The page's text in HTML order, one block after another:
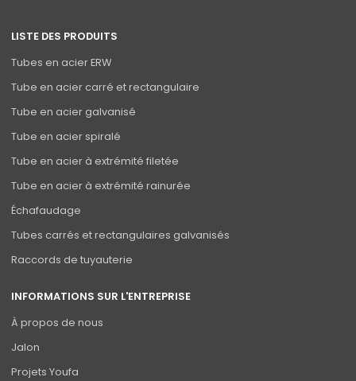
LISTE DES PRODUITS
Tubes en acier ERW
Tube en acier carré et rectangulaire
Tube en acier galvanisé
Tube en acier spiralé
Tube en acier à extrémité filetée
Tube en acier à extrémité rainurée
Échafaudage
Tubes carrés et rectangulaires galvanisés
Raccords de tuyauterie
INFORMATIONS SUR L'ENTREPRISE
À propos de nous
Jalon
Projets Youfa